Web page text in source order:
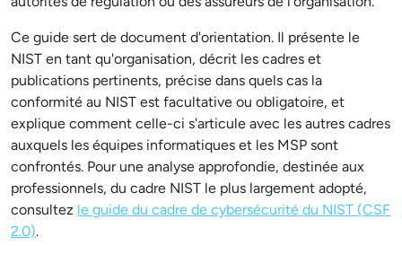
Ce guide sert de document d'orientation. Il présente le
NIST en tant qu'organisation, décrit les cadres et
publications pertinents, précise dans quels cas la
conformité au NIST est facultative ou obligatoire, et
explique comment celle-ci s'articule avec les autres cadres
auxquels les équipes informatiques et les MSP sont
confrontés. Pour une analyse approfondie, destinée aux
professionnels, du cadre NIST le plus largement adopté,
consultez le guide du cadre de cybersécurité du NIST (CSF
2.0).